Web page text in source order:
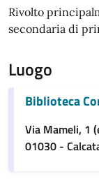
Rivolto
secondaria di
Luogo
Biblioteca
Via Mameli, 1
01030 -